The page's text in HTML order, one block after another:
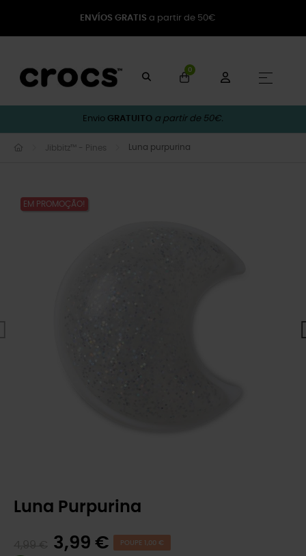
ENVÍOS GRATIS a partir de 50€
0
☰
Envio GRATUITO a partir de 50€.
Jibbitz™ - Pines Luna purpurina
EM PROMOÇÃO!
Luna Purpurina
3,99 € POUPE 1,00 €